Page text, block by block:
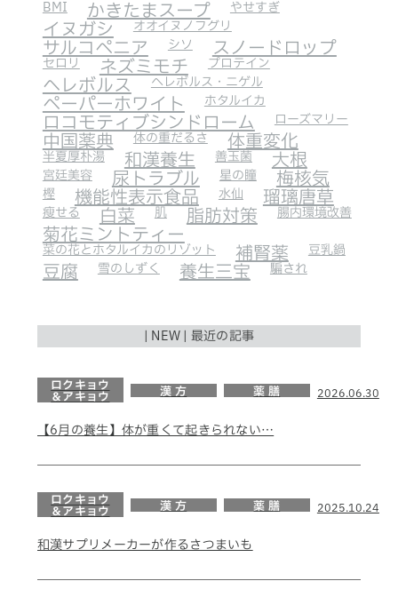
BMI かきたまスープ やせすぎ
イヌガシ オオイヌノフグリ
サルコペニア シソ スノードロップ
セロリ ネズミモチ プロテイン
ヘレボルス ヘレボルス・ニゲル
ペーパーホワイト ホタルイカ
ロコモティブシンドローム ローズマリー
中国薬典 体の重だるさ 体重変化
半夏厚朴湯 和漢養生 善玉菌 大根
宮廷美容 尿トラブル 星の瞳 梅核気
樫 機能性表示食品 水仙 瑠璃唐草
瘦せる 白菜 肌 脂肪対策 腸内環境改善
菊花ミントティー
菜の花とホタルイカのリゾット 補腎薬 豆乳鍋
豆腐 雪のしずく 養生三宝 騙され
| NEW | 最近の記事
ロクキョウ
＆アキョウ
漢 方 薬 膳 2026.06.30
【6月の養生】体が重くて起きられない…
ロクキョウ
＆アキョウ
漢 方 薬 膳 2025.10.24
和漢サプリメーカーが作るさつまいも